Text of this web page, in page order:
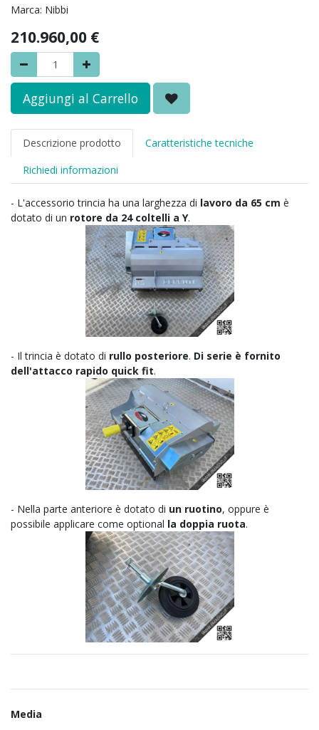
Marca: Nibbi
210.960,00 €
Aggiungi al Carrello
Descrizione prodotto
Caratteristiche tecniche
Richiedi informazioni
- L'accessorio trincia ha una larghezza di lavoro da 65 cm è
dotato di un rotore da 24 coltelli a Y.
- Il trincia è dotato di rullo posteriore. Di serie è fornito
dell'attacco rapido quick fit.
- Nella parte anteriore è dotato di un ruotino, oppure è
possibile applicare come optional la doppia ruota.
Media